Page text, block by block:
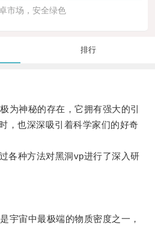
市场，安全绿色
排行
神秘的存在，它拥有强大的引
，也深深吸引着科学家们的好奇
种方法对黑洞vp进行了深入研
宙中最极端的物质密度之一，